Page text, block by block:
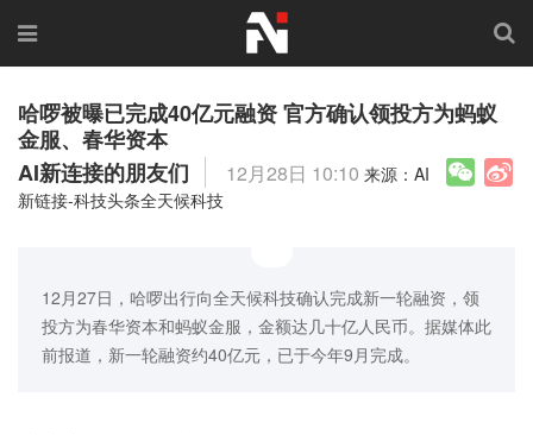
哈啰被曝已完成40亿元融资 官方确认领投方为蚂蚁
金服、春华资本
AI新连接的朋友们
12月28日 10:10 来源：AI
新链接-科技头条全天候科技
12月27日，哈啰出行向全天候科技确认完成新一轮融资，领
投方为春华资本和蚂蚁金服，金额达几十亿人民币。据媒体此
前报道，新一轮融资约40亿元，已于今年9月完成。